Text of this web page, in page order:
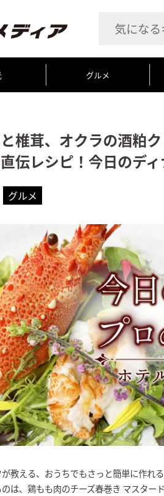
グルメ
椎茸、オクラの酒粕
伝レシピ！今日のデ
グルメ
教える、おうちでもさっと簡単に作れる
は、鶏もも肉のチーズ春巻き マスター